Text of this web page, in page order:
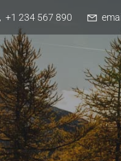
+1 234 567 890